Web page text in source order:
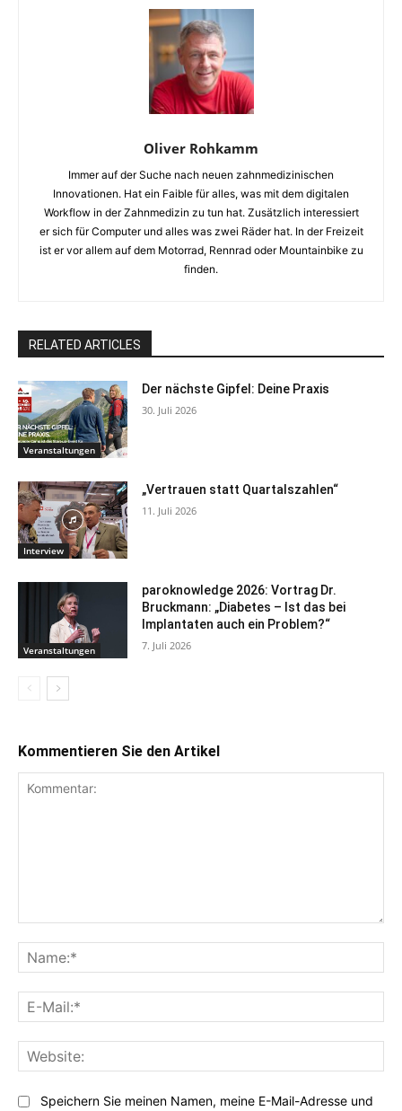
Oliver Rohkamm
Immer auf der Suche nach neuen zahnmedizinischen
Innovationen. Hat ein Faible für alles, was mit dem digitalen
Workflow in der Zahnmedizin zu tun hat. Zusätzlich interessiert
er sich für Computer und alles was zwei Räder hat. In der Freizeit
ist er vor allem auf dem Motorrad, Rennrad oder Mountainbike zu
finden.
RELATED ARTICLES
Veranstaltungen
Der nächste Gipfel: Deine Praxis
30. Juli 2026
Interview
„Vertrauen statt Quartalszahlen“
11. Juli 2026
Veranstaltungen
paroknowledge 2026: Vortrag Dr.
Bruckmann: „Diabetes – Ist das bei
Implantaten auch ein Problem?“
7. Juli 2026
Kommentieren Sie den Artikel
Speichern Sie meinen Namen, meine E-Mail-Adresse und